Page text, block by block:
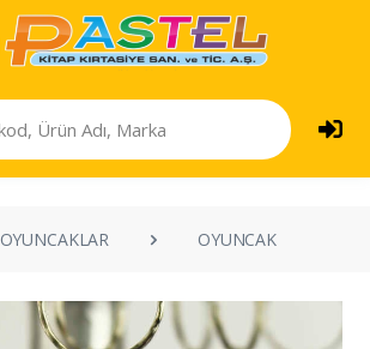
OYUNCAKLAR OYUNCAK